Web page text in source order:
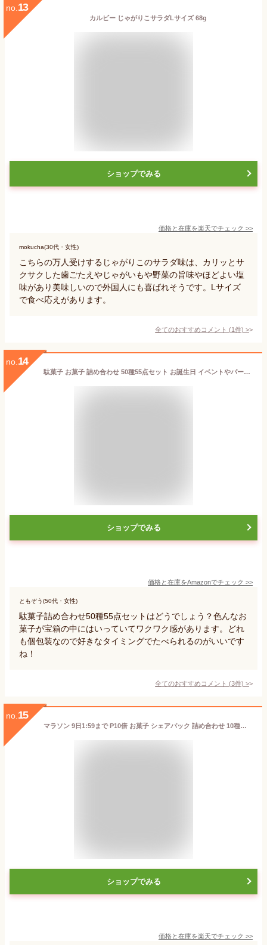
no. 13
カルビー じゃがりこサラダLサイズ 68g
ショップでみる
価格と在庫を楽天でチェック >>
mokucha(30代・女性)
こちらの万人受けするじゃがりこのサラダ味は、カリッとサ
クサクした歯ごたえやじゃがいもや野菜の旨味やほどよい塩
味があり美味しいので外国人にも喜ばれそうです。Lサイズ
で食べ応えがあります。
全てのおすすめコメント (1件) >
no. 14
駄菓子 お菓子 詰め合わせ 50種55点セット お誕生日 イベントやパーティーにもどうぞ。子どもたちがデコって遊べるわくわく駄菓子【駄菓子屋あひるSHOP限定セット】 (55点アソート) 箱
ショップでみる
価格と在庫をAmazonでチェック >>
ともぞう(50代・女性)
駄菓子詰め合わせ50種55点セットはどうでしょう？色んなお
菓子が宝箱の中にはいっていてワクワク感があります。どれ
も個包装なので好きなタイミングでたべられるのがいいです
ね！
全てのおすすめコメント (3件) >
no. 15
マラソン 9日1:59まで P10倍 お菓子 シェアパック 詰め合わせ 10種類 アソート 業務用 シェア セット 箱詰 子供会 駄菓子 景品 販促 イベント 旅行 お祭り おかし 業務用 まとめ買い 個包装 催事 スナック チョコレート お菓子セット 大量 プレゼント キッズ
ショップでみる
価格と在庫を楽天でチェック >>